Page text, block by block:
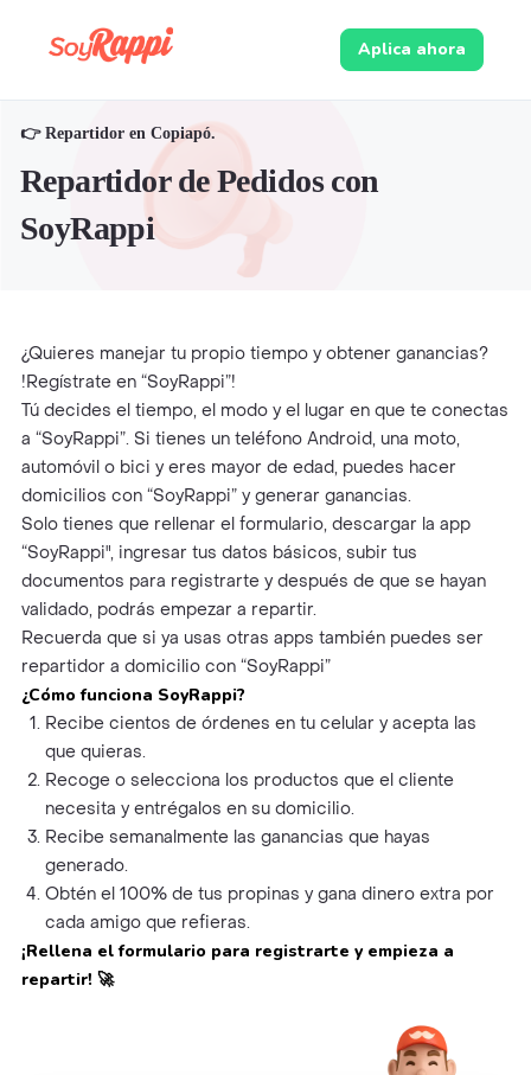
Aplica ahora
👉 Repartidor en Copiapó.
Repartidor de Pedidos con
SoyRappi
¿Quieres manejar tu propio tiempo y obtener ganancias?
!Regístrate en “SoyRappi”!
Tú decides el tiempo, el modo y el lugar en que te conectas
a “SoyRappi”. Si tienes un teléfono Android, una moto,
automóvil o bici y eres mayor de edad, puedes hacer
domicilios con “SoyRappi” y generar ganancias.
Solo tienes que rellenar el formulario, descargar la app
“SoyRappi", ingresar tus datos básicos, subir tus
documentos para registrarte y después de que se hayan
validado, podrás empezar a repartir.
Recuerda que si ya usas otras apps también puedes ser
repartidor a domicilio con “SoyRappi”
¿Cómo funciona SoyRappi?
Recibe cientos de órdenes en tu celular y acepta las
que quieras.
Recoge o selecciona los productos que el cliente
necesita y entrégalos en su domicilio.
Recibe semanalmente las ganancias que hayas
generado.
Obtén el 100% de tus propinas y gana dinero extra por
cada amigo que refieras.
¡Rellena el formulario para registrarte y empieza a
repartir! 🚀